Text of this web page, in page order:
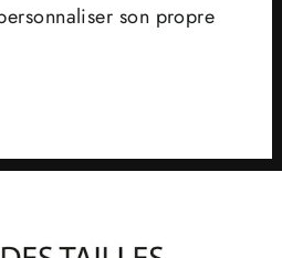
son propre